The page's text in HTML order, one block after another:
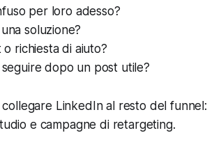
per loro adesso?
soluzione?
richiesta di aiuto?
dopo un post utile?
LinkedIn al resto del funnel:
e campagne di retargeting.